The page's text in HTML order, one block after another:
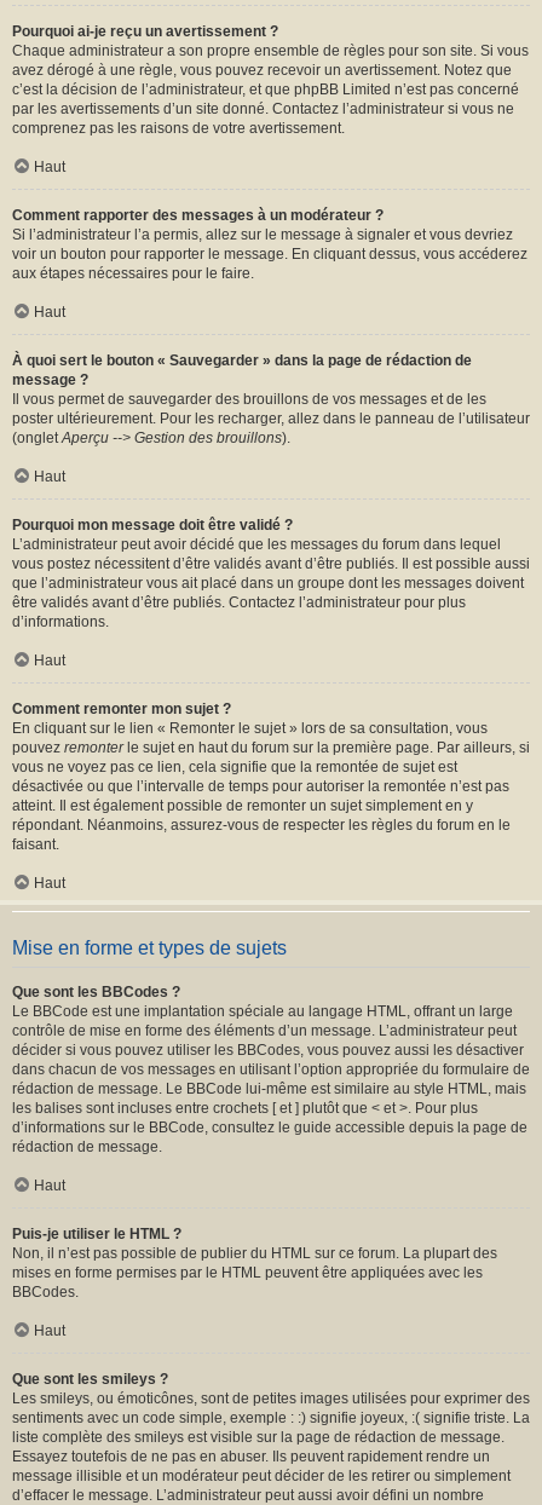
Pourquoi ai-je reçu un avertissement ?
Chaque administrateur a son propre ensemble de règles pour son site. Si vous
avez dérogé à une règle, vous pouvez recevoir un avertissement. Notez que
c’est la décision de l’administrateur, et que phpBB Limited n’est pas concerné
par les avertissements d’un site donné. Contactez l’administrateur si vous ne
comprenez pas les raisons de votre avertissement.
Haut
Comment rapporter des messages à un modérateur ?
Si l’administrateur l’a permis, allez sur le message à signaler et vous devriez
voir un bouton pour rapporter le message. En cliquant dessus, vous accéderez
aux étapes nécessaires pour le faire.
Haut
À quoi sert le bouton « Sauvegarder » dans la page de rédaction de
message ?
Il vous permet de sauvegarder des brouillons de vos messages et de les
poster ultérieurement. Pour les recharger, allez dans le panneau de l’utilisateur
(ongletAperçu --> Gestion des brouillons).
Haut
Pourquoi mon message doit être validé ?
L’administrateur peut avoir décidé que les messages du forum dans lequel
vous postez nécessitent d’être validés avant d’être publiés. Il est possible aussi
que l’administrateur vous ait placé dans un groupe dont les messages doivent
être validés avant d’être publiés. Contactez l’administrateur pour plus
d’informations.
Haut
Comment remonter mon sujet ?
En cliquant sur le lien « Remonter le sujet » lors de sa consultation, vous
pouvez remonterle sujet en haut du forum sur la première page. Par ailleurs, si
vous ne voyez pas ce lien, cela signifie que la remontée de sujet est
désactivée ou que l’intervalle de temps pour autoriser la remontée n’est pas
atteint. Il est également possible de remonter un sujet simplement en y
répondant. Néanmoins, assurez-vous de respecter les règles du forum en le
faisant.
Haut
Mise en forme et types de sujets
Que sont les BBCodes ?
Le BBCode est une implantation spéciale au langage HTML, offrant un large
contrôle de mise en forme des éléments d’un message. L’administrateur peut
décider si vous pouvez utiliser les BBCodes, vous pouvez aussi les désactiver
dans chacun de vos messages en utilisant l’option appropriée du formulaire de
rédaction de message. Le BBCode lui-même est similaire au style HTML, mais
les balises sont incluses entre crochets [ et ] plutôt que < et >. Pour plus
d’informations sur le BBCode, consultez le guide accessible depuis la page de
rédaction de message.
Haut
Puis-je utiliser le HTML ?
Non, il n’est pas possible de publier du HTML sur ce forum. La plupart des
mises en forme permises par le HTML peuvent être appliquées avec les
BBCodes.
Haut
Que sont les smileys ?
Les smileys, ou émoticônes, sont de petites images utilisées pour exprimer des
sentiments avec un code simple, exemple : :) signifie joyeux, :( signifie triste. La
liste complète des smileys est visible sur la page de rédaction de message.
Essayez toutefois de ne pas en abuser. Ils peuvent rapidement rendre un
message illisible et un modérateur peut décider de les retirer ou simplement
d’effacer le message. L’administrateur peut aussi avoir défini un nombre